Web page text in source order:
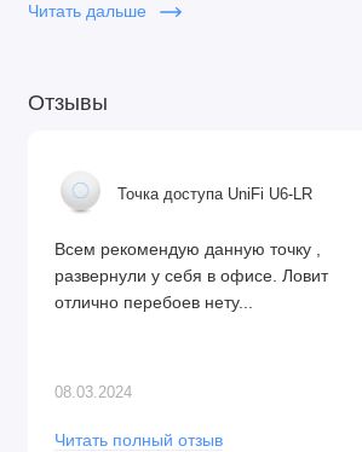
Читать дальше
Отзывы
Точка доступа UniFi U6-LR
Всем рекомендую данную точку ,
развернули у себя в офисе. Ловит
отлично перебоев нету...
08.03.2024
Читать полный отзыв